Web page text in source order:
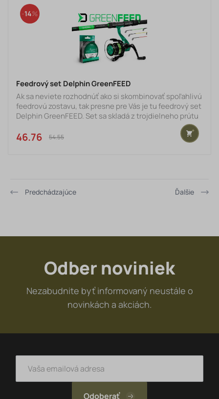
priestor je navyše vybavený polstrovanou prepážkou,
ktorá o
14
Feedrový set Delphin GreenFEED
Ak sa neviete rozhodnúť ako si skombinovať spoľahlivú
feedrovú zostavu, tak presne pre Vás je tu feedrový set
Delphin GreenFEED. Set sa skladá z trojdielneho prútu
Delphin WASABI Feeder, blank je vyrobený z ideálneho
pomeru kompozitných materiálov. Rukoväť z EVA peny
padne do ruky pri zdolávaní ale aj nahadzovaní. Akcia
46.76 €54.55 €
Predchádzajúce Ďalšie
Odber noviniek
Nezabudnite byť informovaný neustále o
novinkách a akciách.